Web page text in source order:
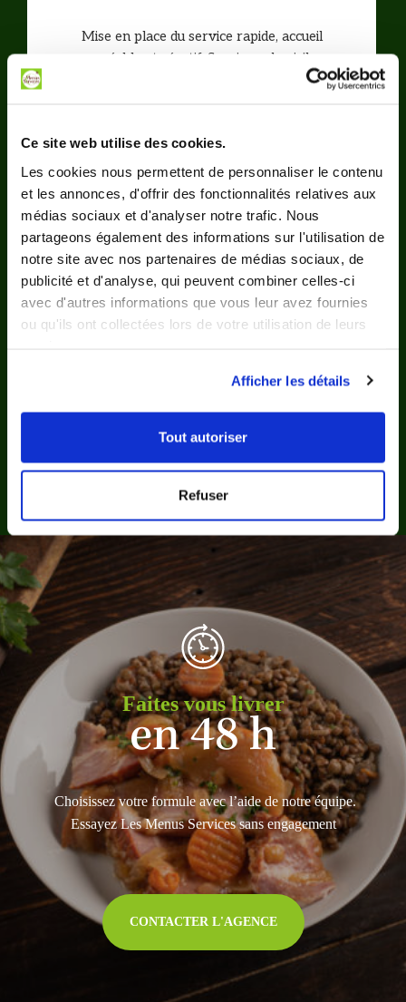
Ce site web utilise des cookies.
Les cookies nous permettent de personnaliser le contenu
et les annonces, d'offrir des fonctionnalités relatives aux
médias sociaux et d'analyser notre trafic. Nous
partageons également des informations sur l'utilisation de
notre site avec nos partenaires de médias sociaux, de
publicité et d'analyse, qui peuvent combiner celles-ci
avec d'autres informations que vous leur avez fournies
ou qu'ils ont collectées lors de votre utilisation de leurs
Afficher les détails
Tout autoriser
Refuser
Mise en place du service rapide, accueil
agréable et réactif. Service a domicile
Devis
Faites vous livrer
en 48 h
Choisissez votre formule avec l’aide de notre équipe.
Essayez Les Menus Services sans engagement
CONTACTER L'AGENCE